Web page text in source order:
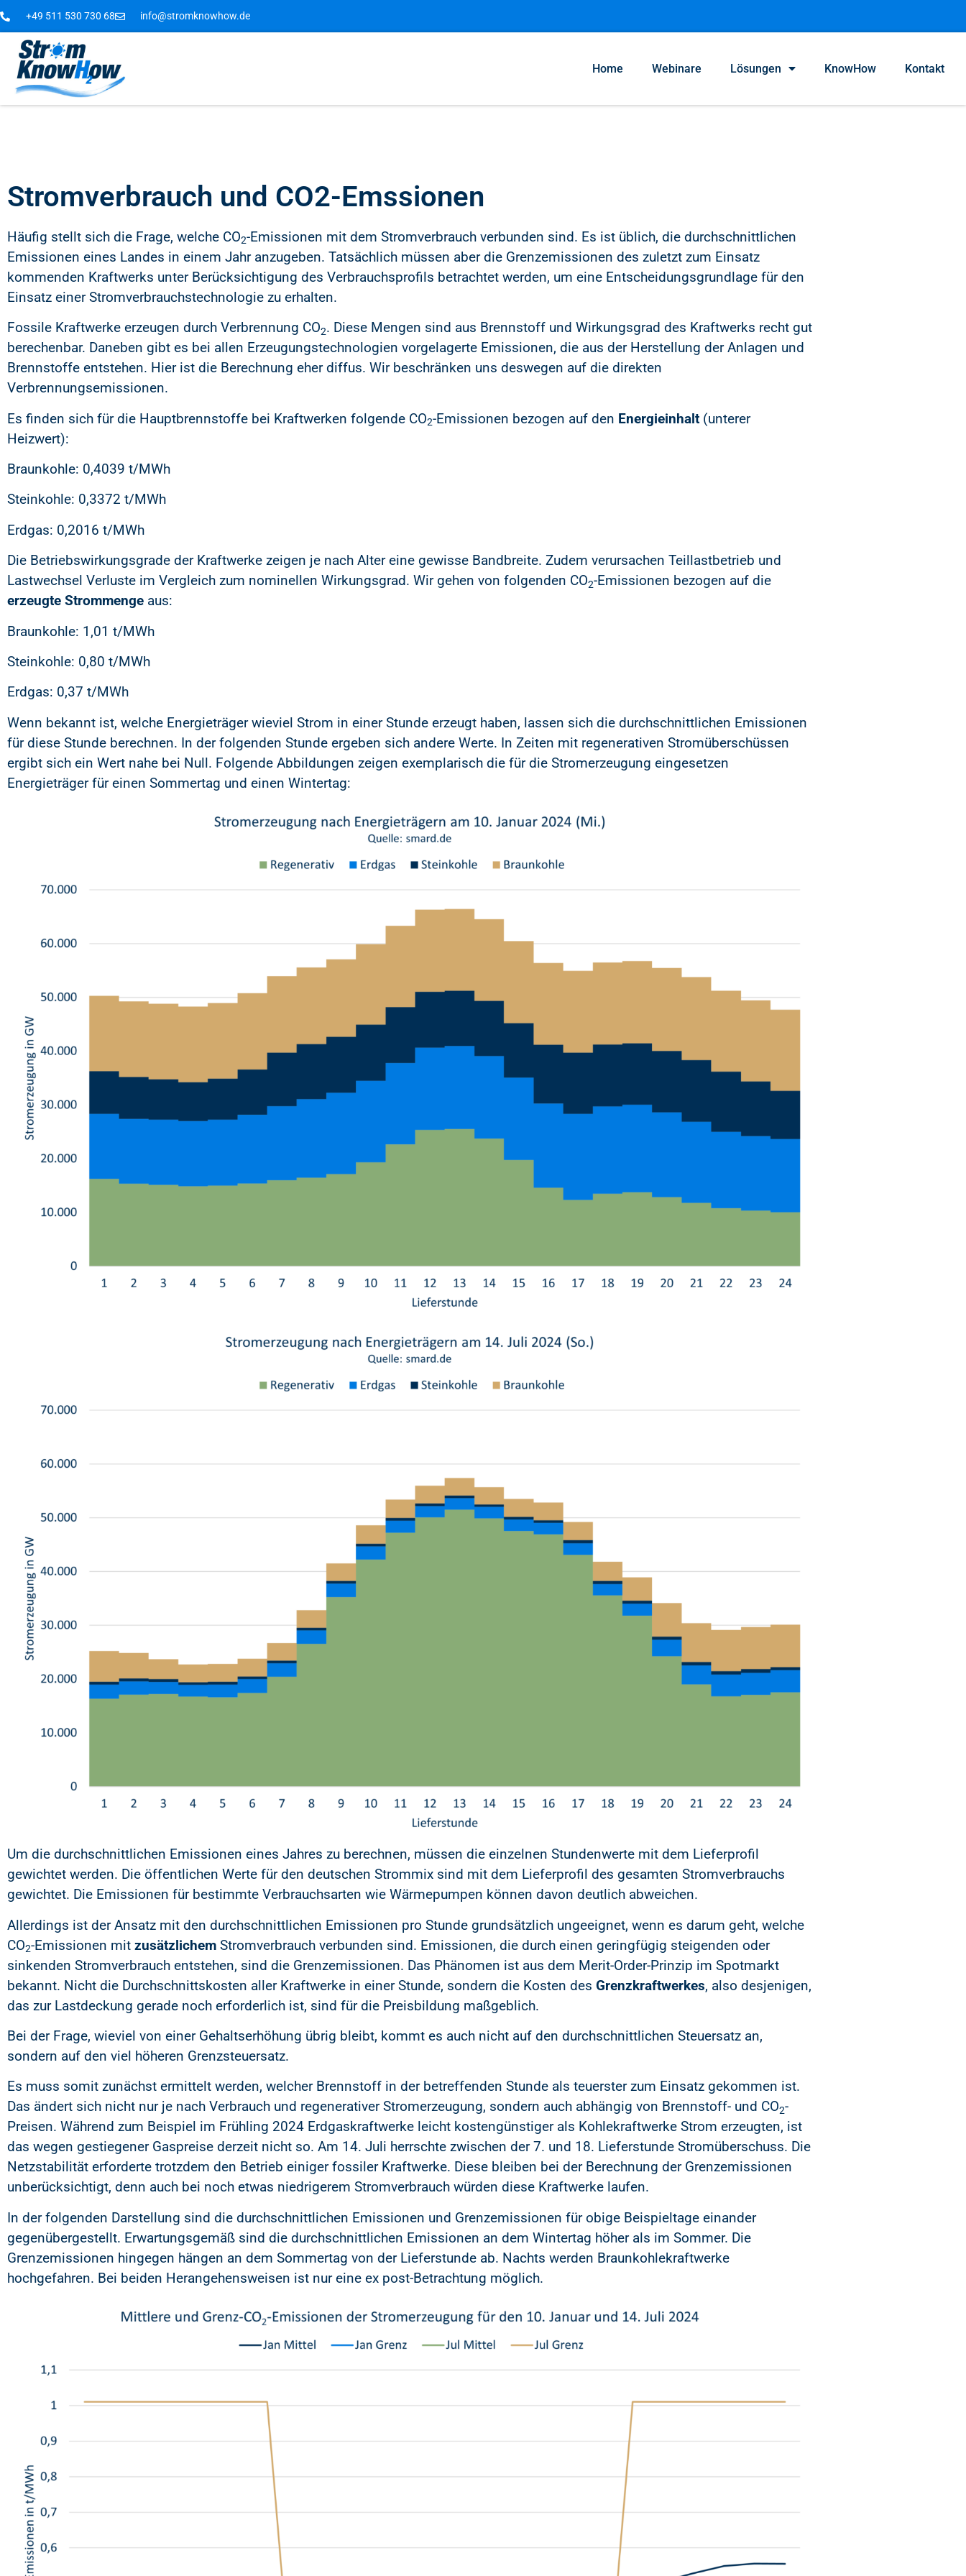
+49 511 530 730 68 info@stromknowhow.de
Home Webinare Lösungen KnowHow Kontakt
Stromverbrauch und CO2-Emssionen
Häufig stellt sich die Frage, welche CO2-Emissionen mit dem Stromverbrauch verbunden sind. Es ist üblich, die durchschnittlichen
Emissionen eines Landes in einem Jahr anzugeben. Tatsächlich müssen aber die Grenzemissionen des zuletzt zum Einsatz
kommenden Kraftwerks unter Berücksichtigung des Verbrauchsprofils betrachtet werden, um eine Entscheidungsgrundlage für den
Einsatz einer Stromverbrauchstechnologie zu erhalten.
Fossile Kraftwerke erzeugen durch Verbrennung CO2. Diese Mengen sind aus Brennstoff und Wirkungsgrad des Kraftwerks recht gut
berechenbar. Daneben gibt es bei allen Erzeugungstechnologien vorgelagerte Emissionen, die aus der Herstellung der Anlagen und
Brennstoffe entstehen. Hier ist die Berechnung eher diffus. Wir beschränken uns deswegen auf die direkten
Verbrennungsemissionen.
Es finden sich für die Hauptbrennstoffe bei Kraftwerken folgende CO2-Emissionen bezogen auf den Energieinhalt (unterer
Heizwert):
Braunkohle: 0,4039 t/MWh
Steinkohle: 0,3372 t/MWh
Erdgas: 0,2016 t/MWh
Die Betriebswirkungsgrade der Kraftwerke zeigen je nach Alter eine gewisse Bandbreite. Zudem verursachen Teillastbetrieb und
Lastwechsel Verluste im Vergleich zum nominellen Wirkungsgrad. Wir gehen von folgenden CO2-Emissionen bezogen auf die
erzeugte Strommenge aus:
Braunkohle: 1,01 t/MWh
Steinkohle: 0,80 t/MWh
Erdgas: 0,37 t/MWh
Wenn bekannt ist, welche Energieträger wieviel Strom in einer Stunde erzeugt haben, lassen sich die durchschnittlichen Emissionen
für diese Stunde berechnen. In der folgenden Stunde ergeben sich andere Werte. In Zeiten mit regenerativen Stromüberschüssen
ergibt sich ein Wert nahe bei Null. Folgende Abbildungen zeigen exemplarisch die für die Stromerzeugung eingesetzen
Energieträger für einen Sommertag und einen Wintertag:
Um die durchschnittlichen Emissionen eines Jahres zu berechnen, müssen die einzelnen Stundenwerte mit dem Lieferprofil
gewichtet werden. Die öffentlichen Werte für den deutschen Strommix sind mit dem Lieferprofil des gesamten Stromverbrauchs
gewichtet. Die Emissionen für bestimmte Verbrauchsarten wie Wärmepumpen können davon deutlich abweichen.
Allerdings ist der Ansatz mit den durchschnittlichen Emissionen pro Stunde grundsätzlich ungeeignet, wenn es darum geht, welche
CO2-Emissionen mit zusätzlichem Stromverbrauch verbunden sind. Emissionen, die durch einen geringfügig steigenden oder
sinkenden Stromverbrauch entstehen, sind die Grenzemissionen. Das Phänomen ist aus dem Merit-Order-Prinzip im Spotmarkt
bekannt. Nicht die Durchschnittskosten aller Kraftwerke in einer Stunde, sondern die Kosten des Grenzkraftwerkes, also desjenigen,
das zur Lastdeckung gerade noch erforderlich ist, sind für die Preisbildung maßgeblich.
Bei der Frage, wieviel von einer Gehaltserhöhung übrig bleibt, kommt es auch nicht auf den durchschnittlichen Steuersatz an,
sondern auf den viel höheren Grenzsteuersatz.
Es muss somit zunächst ermittelt werden, welcher Brennstoff in der betreffenden Stunde als teuerster zum Einsatz gekommen ist.
Das ändert sich nicht nur je nach Verbrauch und regenerativer Stromerzeugung, sondern auch abhängig von Brennstoff- und CO2-
Preisen. Während zum Beispiel im Frühling 2024 Erdgaskraftwerke leicht kostengünstiger als Kohlekraftwerke Strom erzeugten, ist
das wegen gestiegener Gaspreise derzeit nicht so. Am 14. Juli herrschte zwischen der 7. und 18. Lieferstunde Stromüberschuss. Die
Netzstabilität erforderte trotzdem den Betrieb einiger fossiler Kraftwerke. Diese bleiben bei der Berechnung der Grenzemissionen
unberücksichtigt, denn auch bei noch etwas niedrigerem Stromverbrauch würden diese Kraftwerke laufen.
In der folgenden Darstellung sind die durchschnittlichen Emissionen und Grenzemissionen für obige Beispieltage einander
gegenübergestellt. Erwartungsgemäß sind die durchschnittlichen Emissionen an dem Wintertag höher als im Sommer. Die
Grenzemissionen hingegen hängen an dem Sommertag von der Lieferstunde ab. Nachts werden Braunkohlekraftwerke
hochgefahren. Bei beiden Herangehensweisen ist nur eine ex post-Betrachtung möglich.